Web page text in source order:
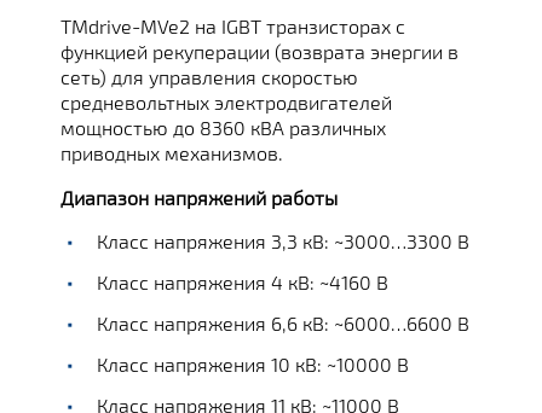
TMdrive-MVe2 на IGBT транзисторах с
функцией рекуперации (возврата энергии в
сеть) для управления скоростью
средневольтных электродвигателей
мощностью до 8360 кВА различных
приводных механизмов.
Диапазон напряжений работы
Класс напряжения 3,3 кВ: ~3000…3300 В
Класс напряжения 4 кВ: ~4160 В
Класс напряжения 6,6 кВ: ~6000…6600 В
Класс напряжения 10 кВ: ~10000 В
Класс напряжения 11 кВ: ~11000 В